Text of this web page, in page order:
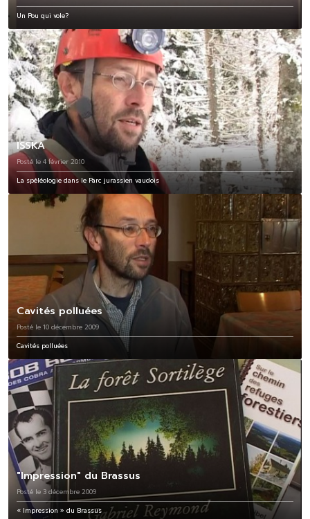
Un Pou qui vole?
ISSKA
Posté le 4 février 2010
La spéléologie dans le Parc jurassien vaudois
Cavités polluées
Posté le 10 décembre 2009
Cavités polluées
"Impression" du Brassus
Posté le 3 décembre 2009
« Impression » du Brassus